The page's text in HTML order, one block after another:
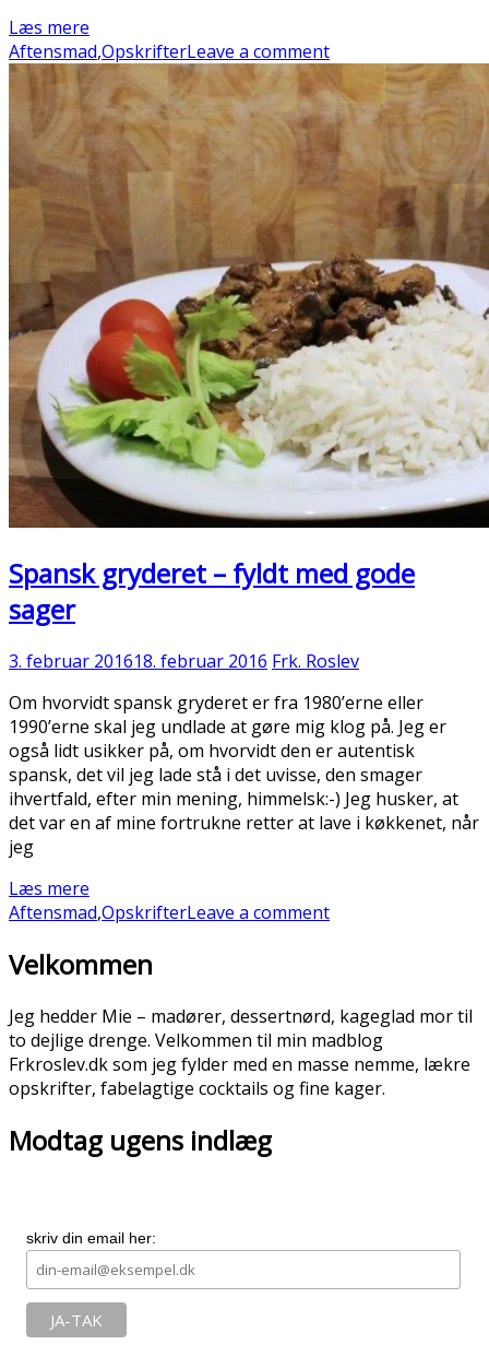
Læs mere
Aftensmad,OpskrifterLeave a comment
Spansk gryderet – fyldt med gode
sager
3. februar 201618. februar 2016 Frk. Roslev
Om hvorvidt spansk gryderet er fra 1980’erne eller
1990’erne skal jeg undlade at gøre mig klog på. Jeg er
også lidt usikker på, om hvorvidt den er autentisk
spansk, det vil jeg lade stå i det uvisse, den smager
ihvertfald, efter min mening, himmelsk:-) Jeg husker, at
det var en af mine fortrukne retter at lave i køkkenet, når
jeg
Læs mere
Aftensmad,OpskrifterLeave a comment
Velkommen
Jeg hedder Mie – madører, dessertnørd, kageglad mor til
to dejlige drenge. Velkommen til min madblog
Frkroslev.dk som jeg fylder med en masse nemme, lækre
opskrifter, fabelagtige cocktails og fine kager.
Modtag ugens indlæg
skriv din email her: